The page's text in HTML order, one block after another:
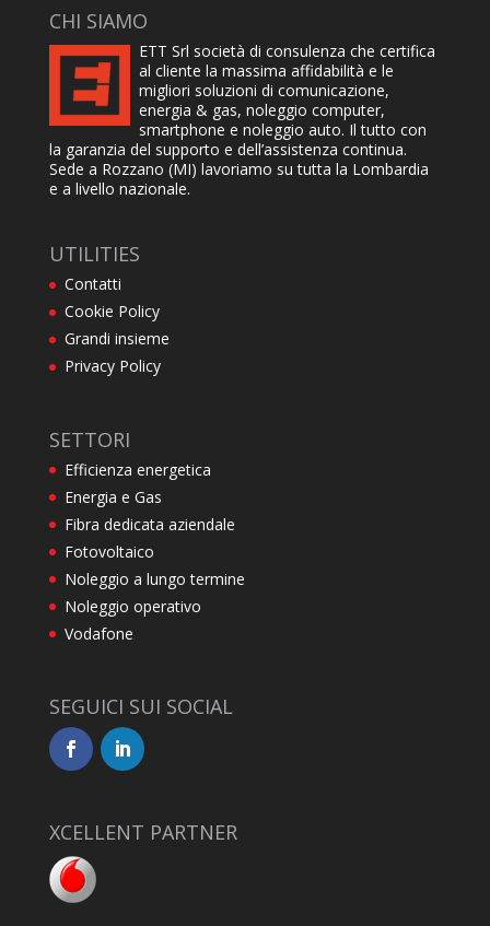
CHI SIAMO
ETT Srl società di consulenza che certifica
al cliente la massima affidabilità e le
migliori soluzioni di comunicazione,
energia & gas, noleggio computer,
smartphone e noleggio auto. Il tutto con
la garanzia del supporto e dell’assistenza continua.
Sede a Rozzano (MI) lavoriamo su tutta la Lombardia
e a livello nazionale.
UTILITIES
Contatti
Cookie Policy
Grandi insieme
Privacy Policy
SETTORI
Efficienza energetica
Energia e Gas
Fibra dedicata aziendale
Fotovoltaico
Noleggio a lungo termine
Noleggio operativo
Vodafone
SEGUICI SUI SOCIAL
XCELLENT PARTNER